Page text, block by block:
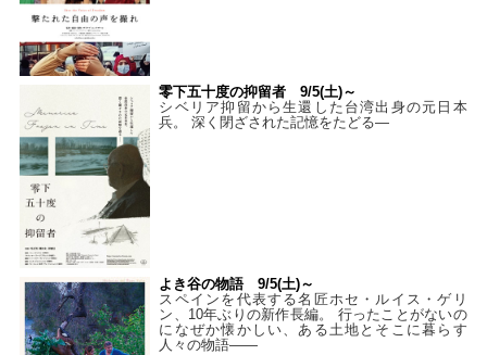
零下五十度の抑留者 9/5(土)～
シベリア抑留から生還した台湾出身の元日本
兵。 深く閉ざされた記憶をたどる—
よき谷の物語 9/5(土)～
スペインを代表する名匠ホセ・ルイス・ゲリ
ン、10年ぶりの新作長編。 行ったことがないの
になぜか懐かしい、ある土地とそこに暮らす
人々の物語――